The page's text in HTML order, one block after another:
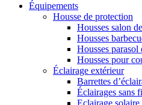
Équipements
Housse de protection
Housses salon
Housses
Housses parasol
Housses pour
Éclairage extérieur
Barrettes
Éclairages sans
Eclairage solaire